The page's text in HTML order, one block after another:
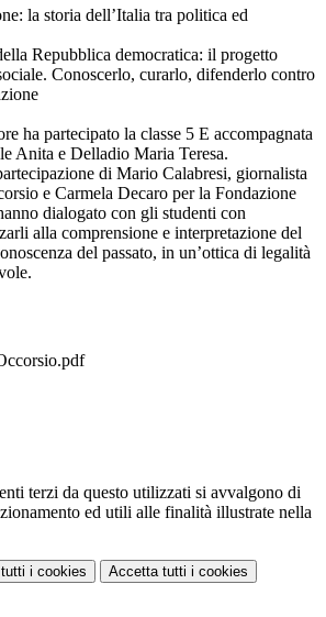
la storia dell’Italia tra politica ed
Repubblica democratica: il progetto
Conoscerlo, curarlo, difenderlo contro
ha partecipato la classe 5 E accompagnata
Anita e Delladio Maria Teresa.
di Mario Calabresi, giornalista
e Carmela Decaro per la Fondazione
dialogato con gli studenti con
alla comprensione e interpretazione del
del passato, in un’ottica di legalità
terzi da questo utilizzati si avvalgono di
ed utili alle finalità illustrate nella
i cookies Accetta tutti i cookies